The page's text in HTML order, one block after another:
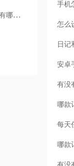
待办事项备忘录便签app软件排行榜前十名中有哪个好用
手机
怎么
每天